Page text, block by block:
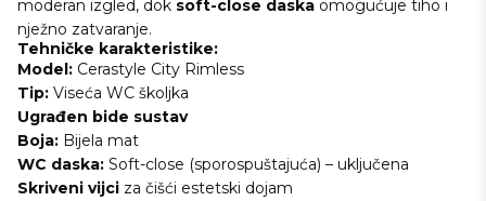
moderan izgled, dok soft-close daska omogućuje tiho i
nježno zatvaranje.
Tehničke karakteristike:
Model: Cerastyle City Rimless
Tip: Viseća WC školjka
Ugrađen bide sustav
Boja: Bijela mat
WC daska: Soft-close (sporospuštajuća) – uključena
Skriveni vijci za čišći estetski dojam